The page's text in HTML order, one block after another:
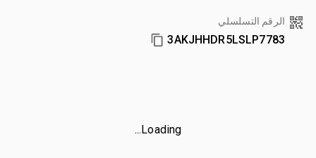
الرقم التسلسلي
3AKJHHDR5LSLP7783
Loading...